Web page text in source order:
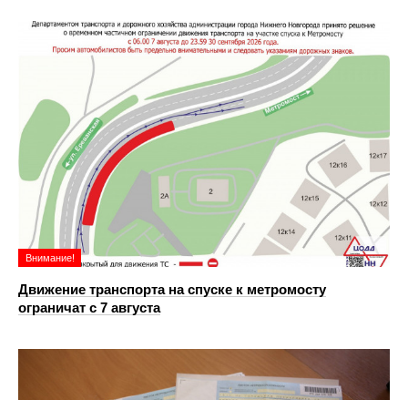
Внимание!
Движение транспорта на спуске к метромосту
ограничат с 7 августа